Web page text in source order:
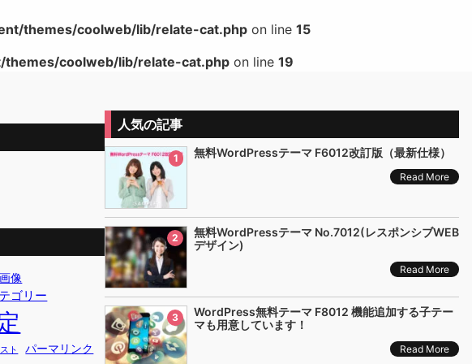
themes/coolweb/lib/relate-cat.php on line 15
coolweb/lib/relate-cat.php on line 19
像
ゴリー
ト パーマリンク
人気の記事
1 無料WordPressテーマ F6012改訂版（最新仕様）
Read More
2
無料WordPressテーマ No.7012(レスポンシブWEB
デザイン)
Read More
3
WordPress無料テーマ F8012 機能追加する子テー
マも用意しています！
Read More